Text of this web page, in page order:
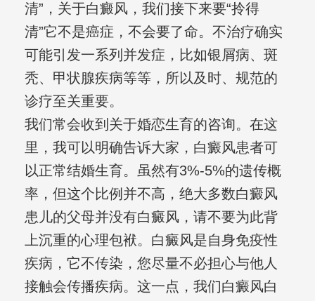
清”，关于白癜风，我们接下来要“拎得
清”它不是癌症，不会要了命。不治疗确实
可能引发一系列并发症，比如银屑病、斑
秃、甲状腺疾病等等，所以及时、规范的
诊疗至关重要。
我们常会收到关于婚恋生育的咨询。在这
里，我可以明确告诉大家，白癜风患者可
以正常结婚生育。虽然有3%-5%的遗传概
率，但这个比例并不高，绝大多数白癜风
患儿的父母并没有白癜风，请不要为此背
上沉重的心理包袱。白癜风是自身免疫性
疾病，它不传染，您尽量不必担心与他人
接触会传播疾病。这一点，我们白癜风白